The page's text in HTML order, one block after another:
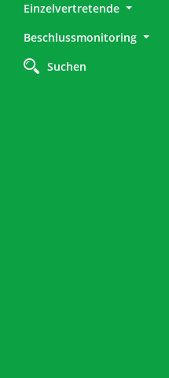
Einzelvertretende
Beschlussmonitoring
Suchen